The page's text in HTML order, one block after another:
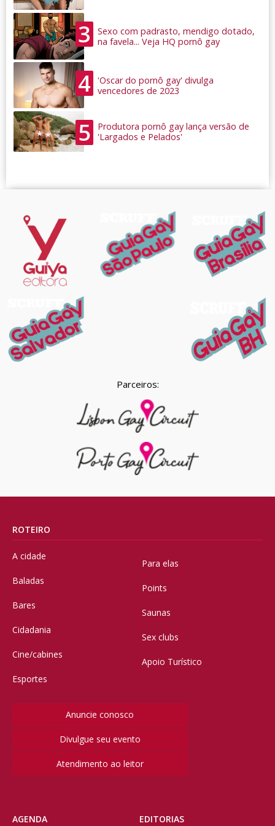
3
Sexo com padrasto, mendigo dotado,
na favela... Veja HQ pornô gay
4
'Oscar do pornô gay' divulga
vencedores de 2023
5
Produtora pornô gay lança versão de
'Largados e Pelados'
Parceiros:
ROTEIRO
A cidade
Baladas
Bares
Cidadania
Cine/cabines
Esportes
Para elas
Points
Saunas
Sex clubs
Apoio Turístico
Anuncie conosco
Divulgue seu evento
Atendimento ao leitor
AGENDA EDITORIAS